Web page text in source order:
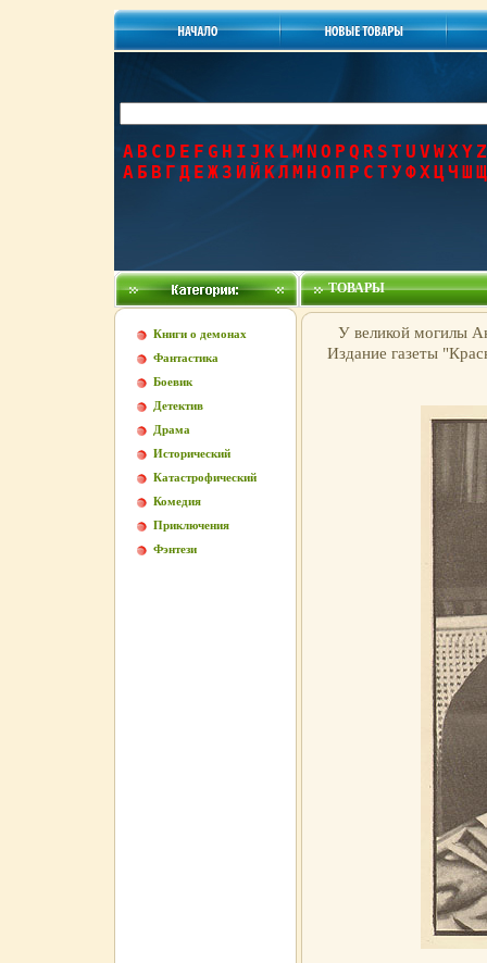
A B C D E F G H I J K L M N O P Q R S T U V WXYZ
А Б В Г Д Е Ж З И Й КЛ М Н О П Р С Т УФХЦЧ Ш Щ
Книги о демонах
Фантастика
Боевик
Детектив
Драма
Исторический
Катастрофический
Комедия
Приключения
Фэнтези
ТОВАРЫ
У великой могилы
Издание газеты